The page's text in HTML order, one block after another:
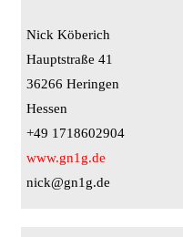
Nick Köberich
Hauptstraße 41
36266 Heringen
Hessen
+49 1718602904
www.gn1g.de
nick@gn1g.de